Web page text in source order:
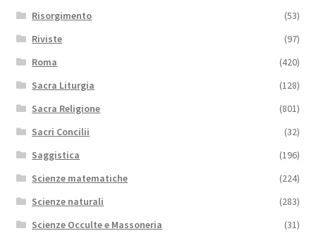
Risorgimento
(53)
Riviste
(97)
Roma
(420)
Sacra Liturgia
(128)
Sacra Religione
(801)
Sacri Concilii
(32)
Saggistica
(196)
Scienze matematiche
(224)
Scienze naturali
(283)
Scienze Occulte e Massoneria
(31)